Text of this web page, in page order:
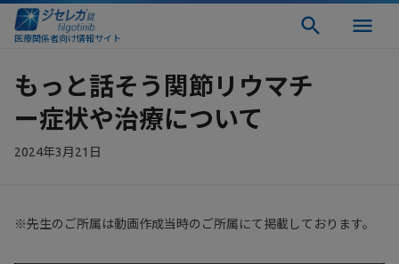
医療関係者向け情報サイト
もっと話そう関節リウマチ
ー症状や治療について
2024年3月21日
※先生のご所属は動画作成当時のご所属にて掲載しております。